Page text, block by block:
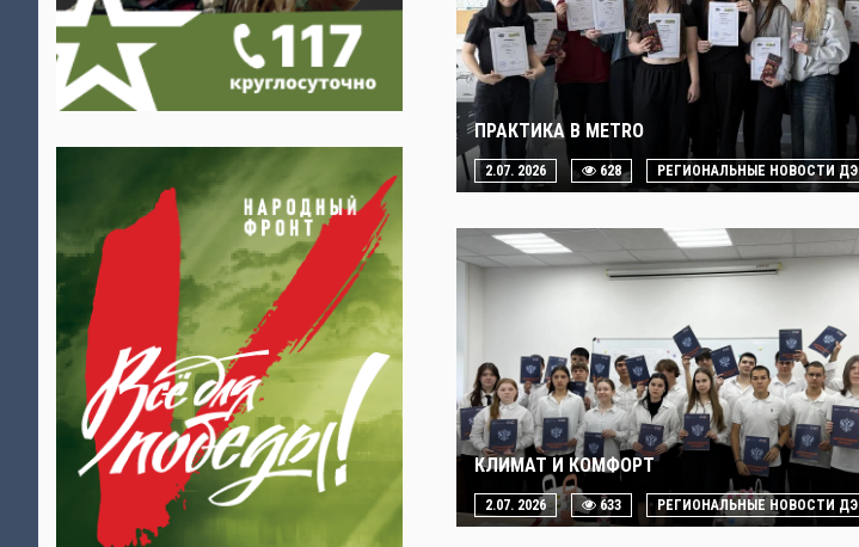
ПРАКТИКА В METRO
2.07. 2026 628 РЕГИОНАЛЬНЫЕ НОВОСТИ ДЭ
КЛИМАТ И КОМФОРТ
2.07. 2026 633 РЕГИОНАЛЬНЫЕ НОВОСТИ ДЭ